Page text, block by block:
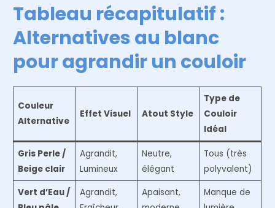
Tableau récapitulatif :
Alternatives au blanc
pour agrandir un couloir
Couleur
Alternative
Effet Visuel Atout Style
Type de
Couloir
Idéal
Gris Perle /
Beige clair
Agrandit,
Lumineux
Neutre,
élégant
Tous (très
polyvalent)
Vert d’Eau /
Agrandit,
Apaisant,
Manque de